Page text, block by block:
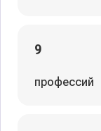
9
профессий